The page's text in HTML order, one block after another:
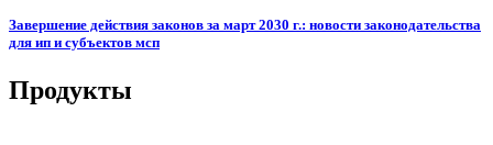
Завершение действия законов за март 2030 г.: новости законодательства
для ип и субъектов мсп
Продукты